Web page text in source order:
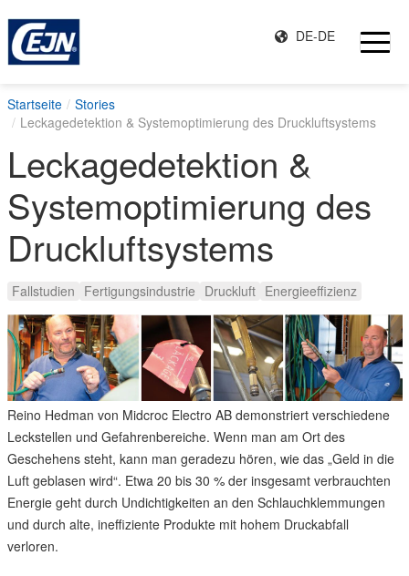
DE-DE
Startseite
Stories
Leckagedetektion & Systemoptimierung des Druckluftsystems
Leckagedetektion &
Systemoptimierung des
Druckluftsystems
Fallstudien Fertigungsindustrie Druckluft Energieeffizienz
Reino Hedman von Midcroc Electro AB demonstriert verschiedene
Leckstellen und Gefahrenbereiche. Wenn man am Ort des
Geschehens steht, kann man geradezu hören, wie das „Geld in die
Luft geblasen wird“. Etwa 20 bis 30 % der insgesamt verbrauchten
Energie geht durch Undichtigkeiten an den Schlauchklemmungen
und durch alte, ineffiziente Produkte mit hohem Druckabfall
verloren.